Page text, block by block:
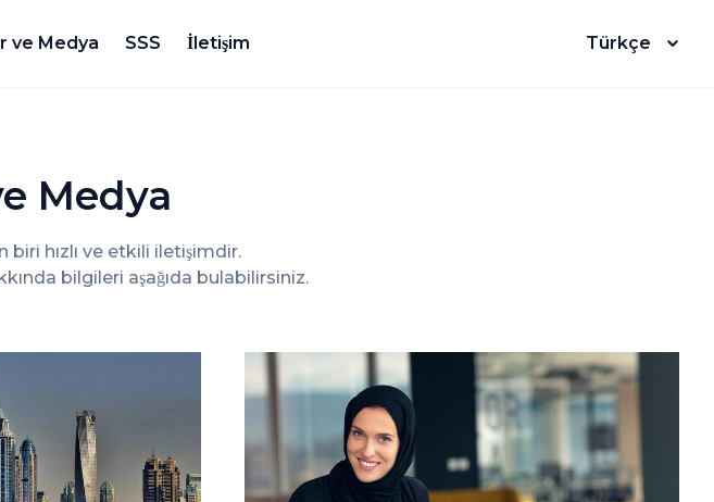
ve Medya SSS İletişim Türkçe
Medya
hızlı ve etkili iletişimdir.
bilgileri aşağıda bulabilirsiniz.